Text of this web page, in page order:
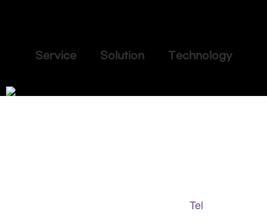
Service Solution Technology
Tel